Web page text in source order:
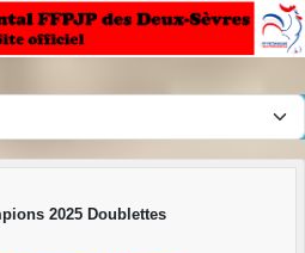
2025 Doublettes